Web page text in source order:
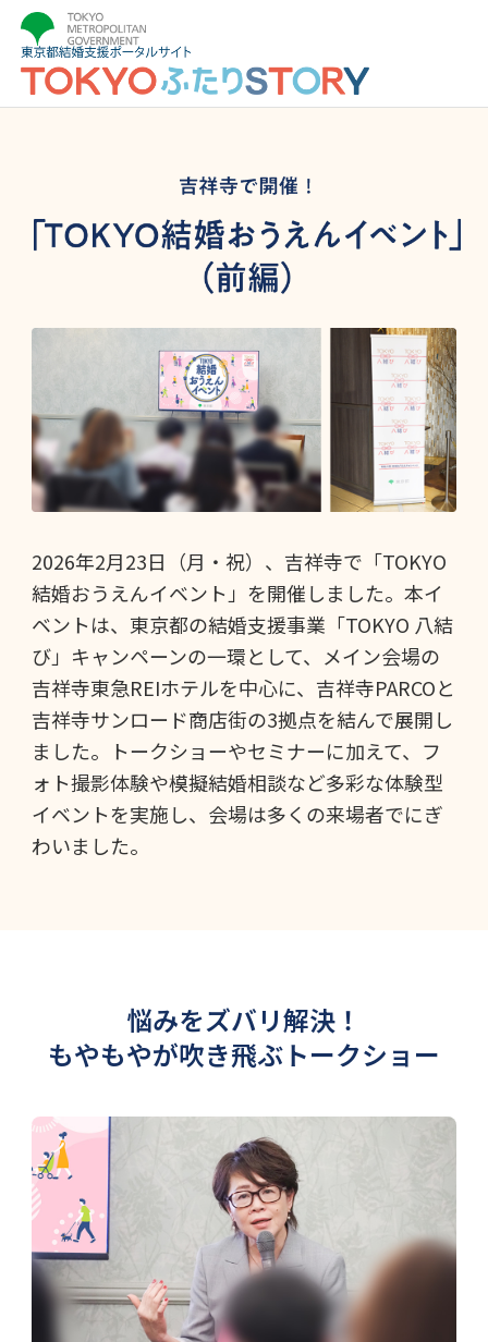
吉祥寺で開催！
「TOKYO結婚おうえんイベント」（前編）
2026年2月23日（月・祝）、吉祥寺で「TOKYO
結婚おうえんイベント」を開催しました。本イ
ベントは、東京都の結婚支援事業「TOKYO 八結
び」キャンペーンの一環として、メイン会場の
吉祥寺東急REIホテルを中心に、吉祥寺PARCOと
吉祥寺サンロード商店街の3拠点を結んで展開し
ました。トークショーやセミナーに加えて、フ
ォト撮影体験や模擬結婚相談など多彩な体験型
イベントを実施し、会場は多くの来場者でにぎ
わいました。
悩みをズバリ解決！
もやもやが吹き飛ぶトークショー